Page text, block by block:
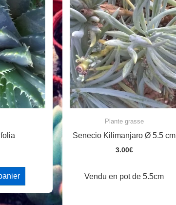
Plante grasse
Senecio Kilimanjaro Ø 5.5 cm
3.00€
Vendu en pot de 5.5cm